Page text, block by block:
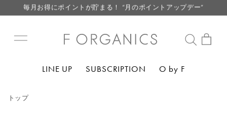
毎月お得にポイントが貯まる！ “月のポイントアップデー”
【重要】F ORGANICS Websiteの統合に関するお知らせ
毎月お得にポイントが貯まる！ “月のポイントアップデー”
LINE UP SUBSCRIPTION O by F
トップ